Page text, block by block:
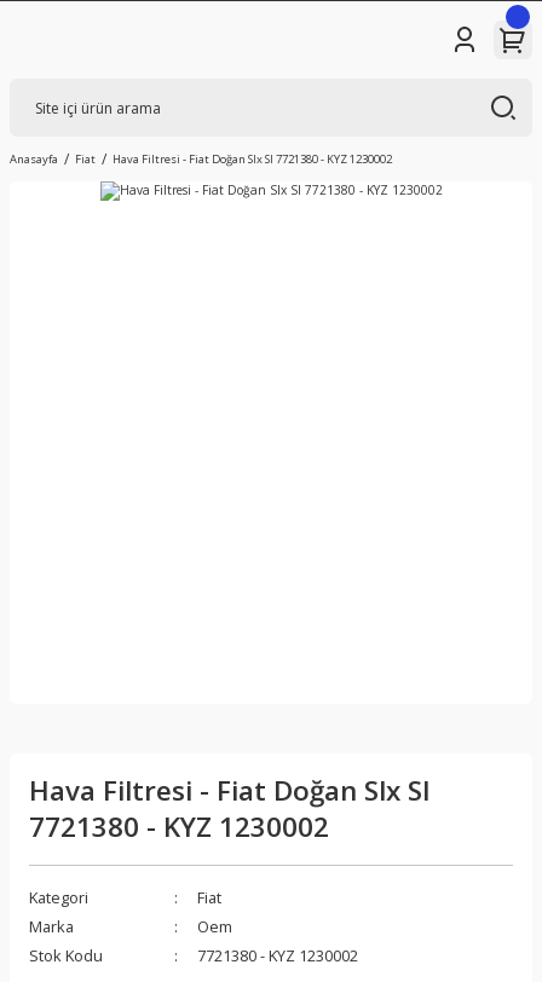
Anasayfa Fiat Hava Filtresi - Fiat Doğan Slx Sl 7721380 - KYZ 1230002
Hava Filtresi - Fiat Doğan Slx Sl
7721380 - KYZ 1230002
Kategori
Fiat
Marka
Oem
Stok Kodu
7721380 - KYZ 1230002